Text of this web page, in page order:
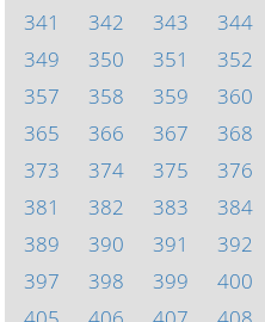
341
342 343 344
349
350 351 352
357
358 359 360
365
366 367 368
373
374 375 376
381
382 383 384
389
390 391 392
397
398 399 400